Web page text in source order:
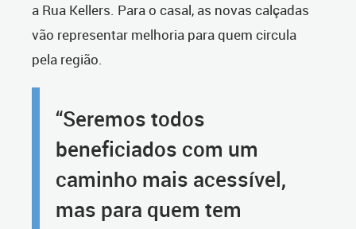
a Rua Kellers. Para o casal, as novas calçadas
vão representar melhoria para quem circula
pela região.
“Seremos todos
beneficiados com um
caminho mais acessível,
mas para quem tem